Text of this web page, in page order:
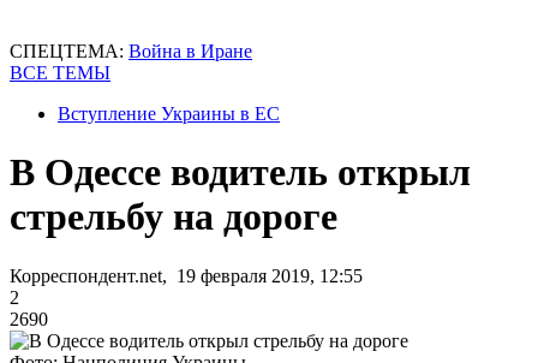
СПЕЦТЕМА: Война в Иране
ВСЕ ТЕМЫ
Вступление Украины в ЕС
В Одессе водитель открыл
стрельбу на дороге
Корреспондент.net, 19 февраля 2019, 12:55
2
2690